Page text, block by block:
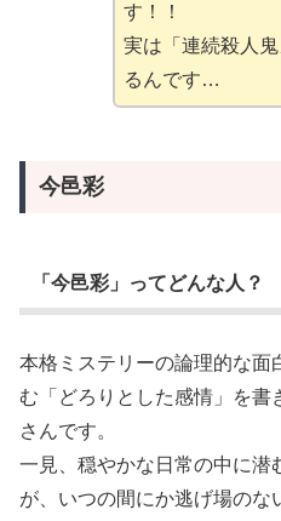
す！！
実は「連続殺人
るんです…
今邑彩
「今邑彩」ってどんな人？
本格ミステリーの論理的な面
む「どろりとした感情」を書
さんです。
一見、穏やかな日常の中に潜
が、いつの間にか逃げ場のな